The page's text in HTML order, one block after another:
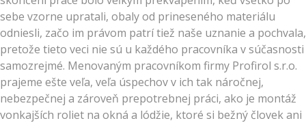
sebe vzorne upratali, obaly od prineseného materiálu
odniesli, začo im právom patrí tiež naše uznanie a pochvala,
pretože tieto veci nie sú u každého pracovníka v súčasnosti
samozrejmé. Menovaným pracovníkom firmy Profirol s.r.o.
prajeme ešte veľa, veľa úspechov v ich tak náročnej,
nebezpečnej a zároveň prepotrebnej práci, ako je montáž
vonkajších roliet na okná a lódžie, ktoré si bežný človek ani